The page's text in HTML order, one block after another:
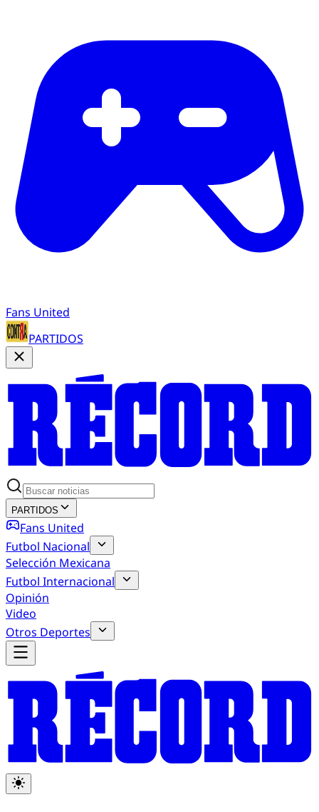
Fans United
PARTIDOS
PARTIDOS
Fans United
Futbol Nacional
Selección Mexicana
Futbol Internacional
Opinión
Video
Otros Deportes